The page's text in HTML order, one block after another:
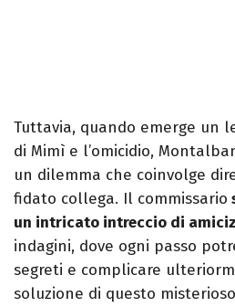
Tuttavia, quando emerge un
di Mimì e l’omicidio,
un dilemma che coinvolge
fidato collega. Il commissario
un intricato intreccio di
indagini, dove ogni passo
segreti e complicare
soluzione di questo